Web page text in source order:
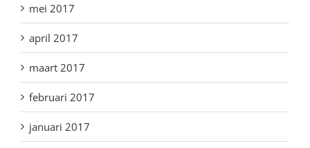
mei 2017
april 2017
maart 2017
februari 2017
januari 2017